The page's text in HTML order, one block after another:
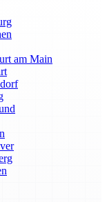
am Main